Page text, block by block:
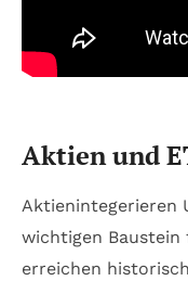
Aktien und
Aktienintegerieren
wichtigen
erreichen